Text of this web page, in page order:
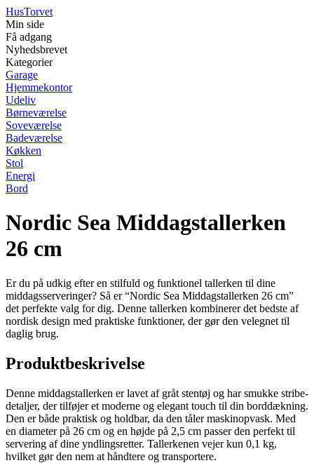
HusTorvet
Min side
Få adgang
Nyhedsbrevet
Kategorier
Garage
Hjemmekontor
Udeliv
Børneværelse
Soveværelse
Badeværelse
Køkken
Stol
Energi
Bord
Nordic Sea Middagstallerken
26 cm
Er du på udkig efter en stilfuld og funktionel tallerken til dine
middagsserveringer? Så er “Nordic Sea Middagstallerken 26 cm”
det perfekte valg for dig. Denne tallerken kombinerer det bedste af
nordisk design med praktiske funktioner, der gør den velegnet til
daglig brug.
Produktbeskrivelse
Denne middagstallerken er lavet af gråt stentøj og har smukke stribe-
detaljer, der tilføjer et moderne og elegant touch til din borddækning.
Den er både praktisk og holdbar, da den tåler maskinopvask. Med
en diameter på 26 cm og en højde på 2,5 cm passer den perfekt til
servering af dine yndlingsretter. Tallerkenen vejer kun 0,1 kg,
hvilket gør den nem at håndtere og transportere.